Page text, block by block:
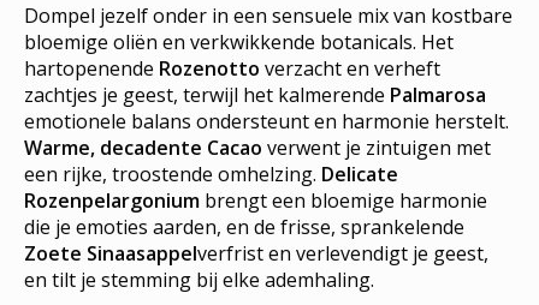
Dompel jezelf onder in een sensuele mix van kostbare
bloemige oliën en verkwikkende botanicals. Het
hartopenende Rozenotto verzacht en verheft
zachtjes je geest, terwijl het kalmerende Palmarosa
emotionele balans ondersteunt en harmonie herstelt.
Warme, decadente Cacao verwent je zintuigen met
een rijke, troostende omhelzing. Delicate
Rozenpelargonium brengt een bloemige harmonie
die je emoties aarden, en de frisse, sprankelende
Zoete Sinaasappelverfrist en verlevendigt je geest,
en tilt je stemming bij elke ademhaling.